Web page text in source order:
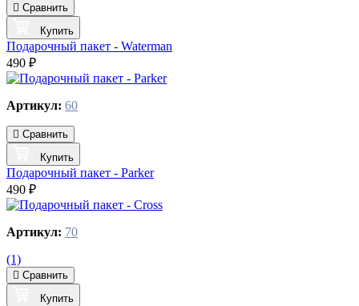
Сравнить
Купить
Подарочный пакет - Waterman
490 ₽
Артикул: 60
Сравнить
Купить
Подарочный пакет - Parker
490 ₽
Артикул: 70
(1)
Сравнить
Купить